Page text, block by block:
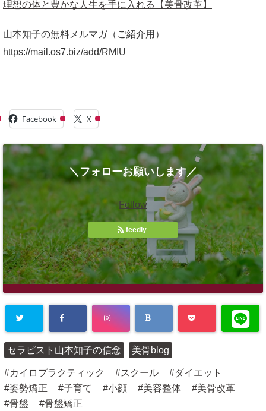
理想の体と豊かな人生を手に入れる【美骨改革】
山本知子の無料メルマガ（ご紹介用）
https://mail.os7.biz/add/RMIU
Facebook X
＼フォローお願いします／
Follow
feedly
defined array
key "Twitter"
in/home/plu
セラピスト山本知子の信念 美骨blog
カイロプラクティック スクール
ダイエット
姿勢矯正
子育て 小顔 美容整体
美骨改革
骨盤
骨盤矯正